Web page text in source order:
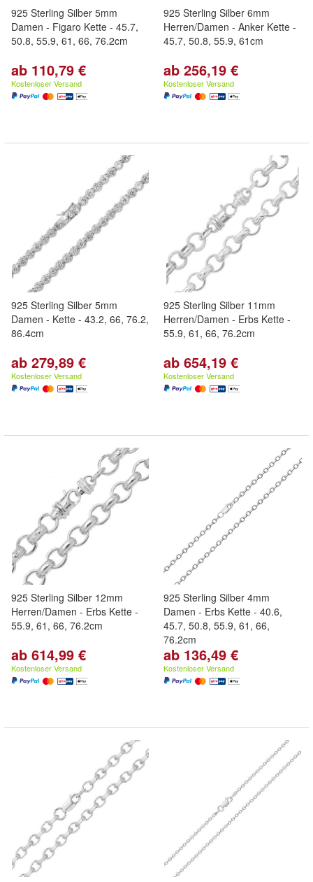
925 Sterling Silber 5mm
Damen - Figaro Kette - 45.7,
50.8, 55.9, 61, 66, 76.2cm
ab 110,79 €
Kostenloser Versand
925 Sterling Silber 6mm
Herren/Damen - Anker Kette -
45.7, 50.8, 55.9, 61cm
ab 256,19 €
Kostenloser Versand
925 Sterling Silber 5mm
Damen - Kette - 43.2, 66, 76.2,
86.4cm
ab 279,89 €
Kostenloser Versand
925 Sterling Silber 11mm
Herren/Damen - Erbs Kette -
55.9, 61, 66, 76.2cm
ab 654,19 €
Kostenloser Versand
925 Sterling Silber 12mm
Herren/Damen - Erbs Kette -
55.9, 61, 66, 76.2cm
ab 614,99 €
Kostenloser Versand
925 Sterling Silber 4mm
Damen - Erbs Kette - 40.6,
45.7, 50.8, 55.9, 61, 66,
76.2cm
ab 136,49 €
Kostenloser Versand